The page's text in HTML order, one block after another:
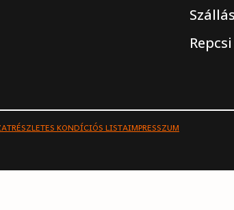
Szállás
Repcsi
RÉSZLETES KONDÍCIÓS LISTAIMPRESSZUM